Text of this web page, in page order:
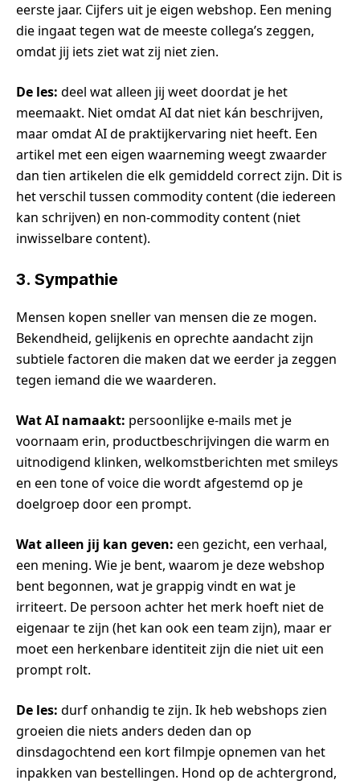
eerste jaar. Cijfers uit je eigen webshop. Een mening
die ingaat tegen wat de meeste collega’s zeggen,
omdat jij iets ziet wat zij niet zien.
De les: deel wat alleen jij weet doordat je het
meemaakt. Niet omdat AI dat niet kán beschrijven,
maar omdat AI de praktijkervaring niet heeft. Een
artikel met een eigen waarneming weegt zwaarder
dan tien artikelen die elk gemiddeld correct zijn. Dit is
het verschil tussen commodity content (die iedereen
kan schrijven) en non-commodity content (niet
inwisselbare content).
3. Sympathie
Mensen kopen sneller van mensen die ze mogen.
Bekendheid, gelijkenis en oprechte aandacht zijn
subtiele factoren die maken dat we eerder ja zeggen
tegen iemand die we waarderen.
Wat AI namaakt: persoonlijke e-mails met je
voornaam erin, productbeschrijvingen die warm en
uitnodigend klinken, welkomstberichten met smileys
en een tone of voice die wordt afgestemd op je
doelgroep door een prompt.
Wat alleen jij kan geven: een gezicht, een verhaal,
een mening. Wie je bent, waarom je deze webshop
bent begonnen, wat je grappig vindt en wat je
irriteert. De persoon achter het merk hoeft niet de
eigenaar te zijn (het kan ook een team zijn), maar er
moet een herkenbare identiteit zijn die niet uit een
prompt rolt.
De les: durf onhandig te zijn. Ik heb webshops zien
groeien die niets anders deden dan op
dinsdagochtend een kort filmpje opnemen van het
inpakken van bestellingen. Hond op de achtergrond,